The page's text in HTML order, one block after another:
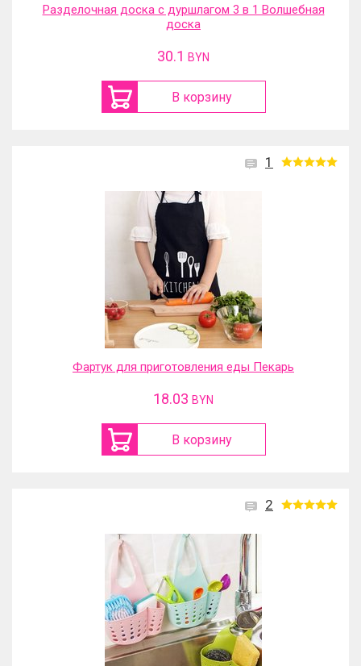
Разделочная доска с дуршлагом 3 в 1 Волшебная
доска
30.1 BYN
В корзину
1
Фартук для приготовления еды Пекарь
18.03 BYN
В корзину
2